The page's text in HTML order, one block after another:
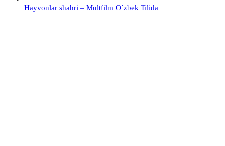
Hayvonlar shahri – Multfilm O`zbek Tilida